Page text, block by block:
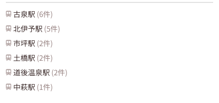
古泉駅 (6件)
北伊予駅 (5件)
市坪駅 (2件)
土橋駅 (2件)
道後温泉駅 (2件)
中萩駅 (1件)